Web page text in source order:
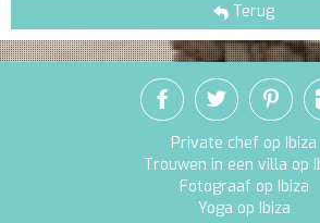
Terug
Private chef op Ibiza
Trouwen in een villa op
Fotograaf op Ibiza
Yoga op Ibiza